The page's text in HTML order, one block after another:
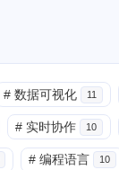
# 数据可视化 11
# 实时协作 10
# 编程语言 10